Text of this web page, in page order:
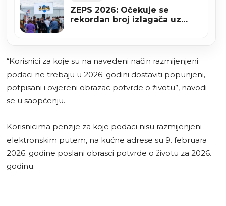
ZEPS 2026: Očekuje se
rekordan broj izlagača uz
“Korisnici za koje su na navedeni način razmijenjeni
podaci ne trebaju u 2026. godini dostaviti popunjeni,
potpisani i ovjereni obrazac potvrde o životu”, navodi
se u saopćenju.
Korisnicima penzije za koje podaci nisu razmijenjeni
elektronskim putem, na kućne adrese su 9. februara
2026. godine poslani obrasci potvrde o životu za 2026.
godinu.